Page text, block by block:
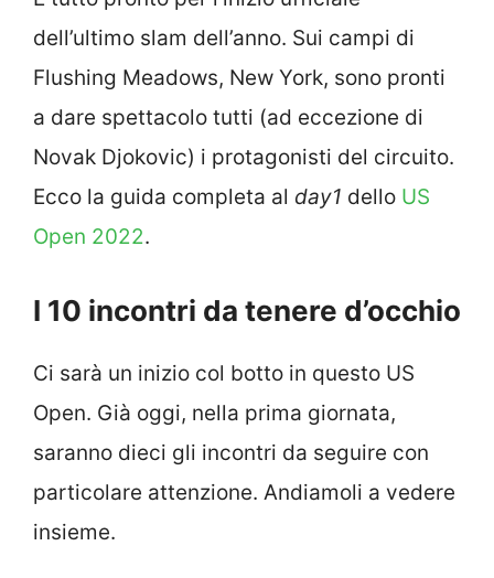
dell’ultimo slam dell’anno. Sui campi di
Flushing Meadows, New York, sono pronti
a dare spettacolo tutti (ad eccezione di
Novak Djokovic) i protagonisti del circuito.
Ecco la guida completa al day1 dello US
Open 2022.
I 10 incontri da tenere d’occhio
Ci sarà un inizio col botto in questo US
Open. Già oggi, nella prima giornata,
saranno dieci gli incontri da seguire con
particolare attenzione. Andiamoli a vedere
insieme.